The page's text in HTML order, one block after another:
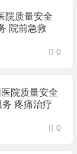
院质量安全
院前急救
0
院质量安全
疼痛治疗
0